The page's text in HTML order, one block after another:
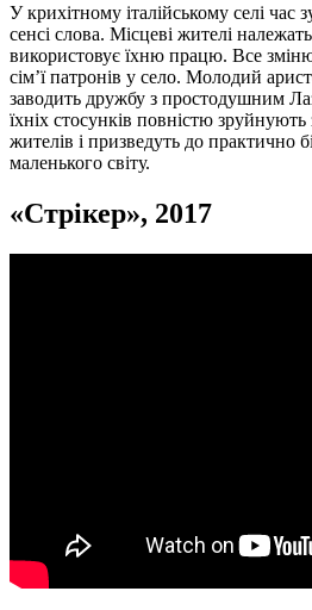
У крихітному італійському селі час
сенсі слова. Місцеві жителі
використовує їхню працю. Все
сім’ї патронів у село. Молодий
заводить дружбу з простодушним
їхніх стосунків повністю
жителів і призведуть до практично
маленького світу.
«Стрікер», 2017